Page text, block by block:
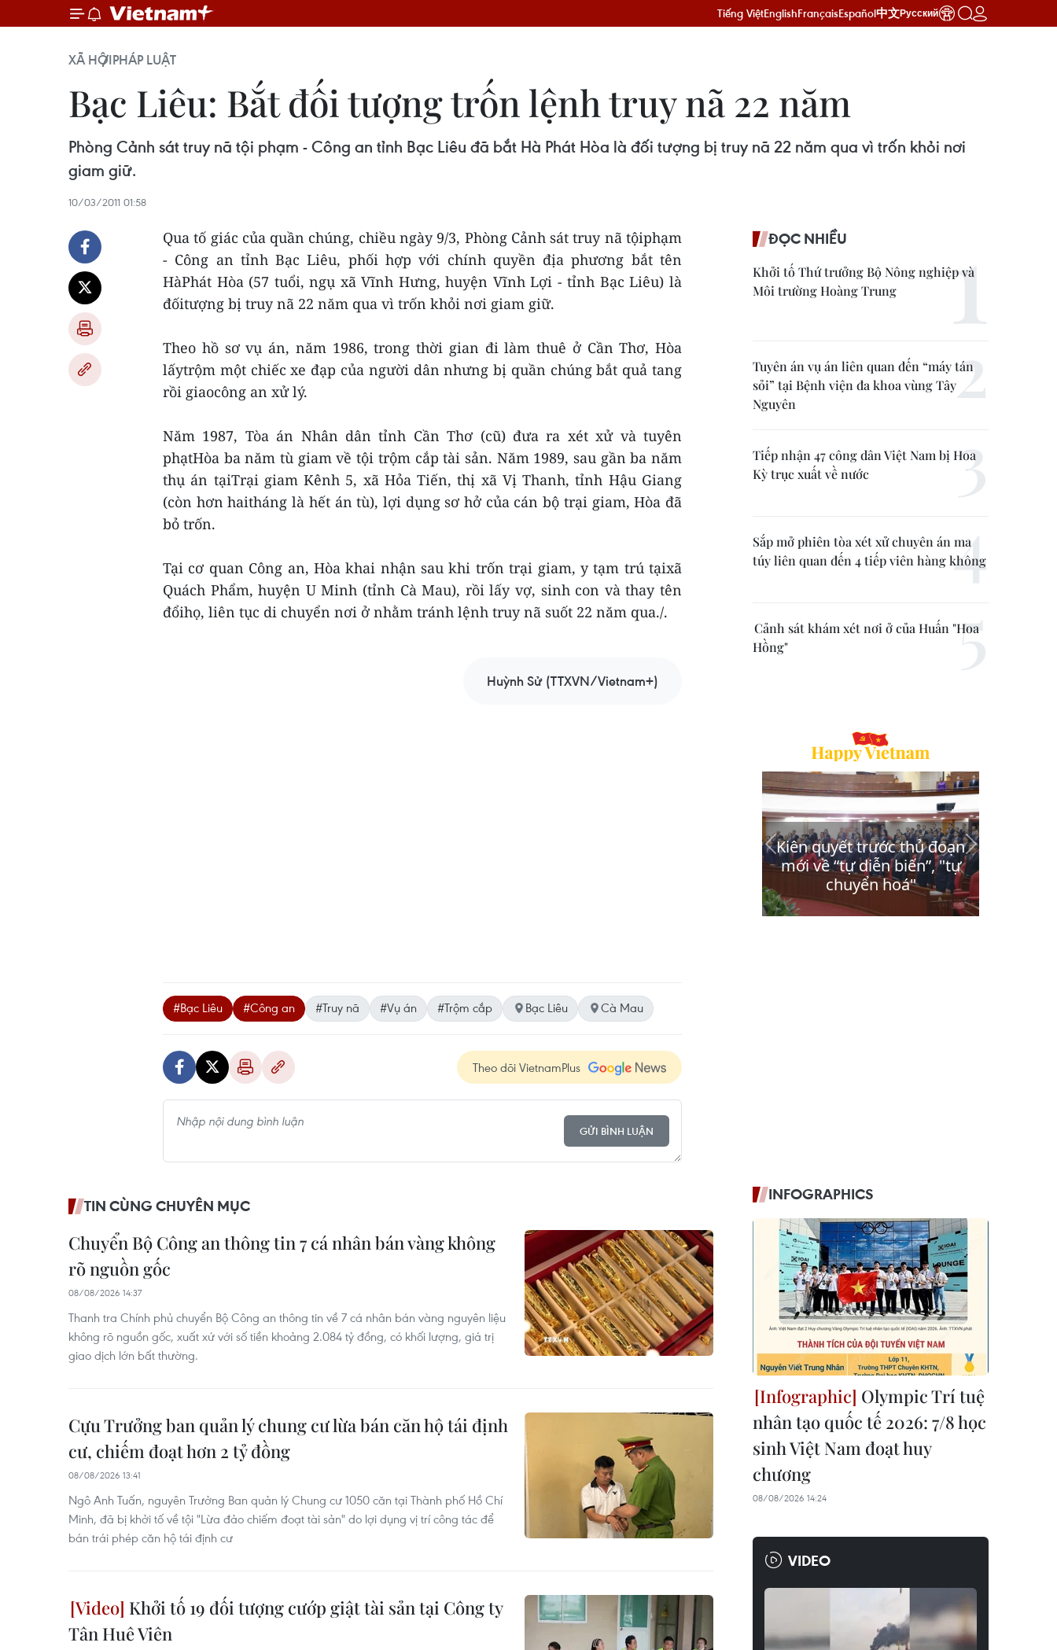
Tiếng ViệtEnglishFrançaisEspañol中文Русский
XÃ HỘIPHÁP LUẬT
Bạc Liêu: Bắt đối tượng trốn lệnh truy nã 22 năm
Phòng Cảnh sát truy nã tội phạm - Công an tỉnh Bạc Liêu đã bắt Hà Phát Hòa là đối tượng bị truy nã 22 năm qua vì trốn khỏi nơi
giam giữ.
10/03/2011 01:58
Qua tố giác của quần chúng, chiều ngày 9/3, Phòng Cảnh sát truy nã tộiphạm
- Công an tỉnh Bạc Liêu, phối hợp với chính quyền địa phương bắt tên
HàPhát Hòa (57 tuổi, ngụ xã Vĩnh Hưng, huyện Vĩnh Lợi - tỉnh Bạc Liêu) là
đốitượng bị truy nã 22 năm qua vì trốn khỏi nơi giam giữ.
Theo hồ sơ vụ án, năm 1986, trong thời gian đi làm thuê ở Cần Thơ, Hòa
lấytrộm một chiếc xe đạp của người dân nhưng bị quần chúng bắt quả tang
rồi giaocông an xử lý.
Năm 1987, Tòa án Nhân dân tỉnh Cần Thơ (cũ) đưa ra xét xử và tuyên
phạtHòa ba năm tù giam về tội trộm cắp tài sản. Năm 1989, sau gần ba năm
thụ án tạiTrại giam Kênh 5, xã Hỏa Tiến, thị xã Vị Thanh, tỉnh Hậu Giang
(còn hơn haitháng là hết án tù), lợi dụng sơ hở của cán bộ trại giam, Hòa đã
bỏ trốn.
Tại cơ quan Công an, Hòa khai nhận sau khi trốn trại giam, y tạm trú tạixã
Quách Phẩm, huyện U Minh (tỉnh Cà Mau), rồi lấy vợ, sinh con và thay tên
đổihọ, liên tục di chuyển nơi ở nhằm tránh lệnh truy nã suốt 22 năm qua./.
Huỳnh Sử (TTXVN/Vietnam+)
#Bạc Liêu #Công an #Truy nã #Vụ án #Trộm cắp Bạc Liêu Cà Mau
Theo dõi VietnamPlus
GỬI BÌNH LUẬN
TIN CÙNG CHUYÊN MỤC
Chuyển Bộ Công an thông tin 7 cá nhân bán vàng không
rõ nguồn gốc
08/08/2026 14:37
Thanh tra Chính phủ chuyển Bộ Công an thông tin về 7 cá nhân bán vàng nguyên liệu
không rõ nguồn gốc, xuất xứ với số tiền khoảng 2.084 tỷ đồng, có khối lượng, giá trị
giao dịch lớn bất thường.
Cựu Trưởng ban quản lý chung cư lừa bán căn hộ tái định
cư, chiếm đoạt hơn 2 tỷ đồng
08/08/2026 13:41
Ngô Anh Tuấn, nguyên Trưởng Ban quản lý Chung cư 1050 căn tại Thành phố Hồ Chí
Minh, đã bị khởi tố về tội "Lừa đảo chiếm đoạt tài sản" do lợi dụng vị trí công tác để
bán trái phép căn hộ tái định cư
Khởi tố 19 đối tượng cướp giật tài sản tại Công ty
Tân Huê Viên
ĐỌC NHIỀU
Khởi tố Thứ trưởng Bộ Nông nghiệp và
Môi trường Hoàng Trung
Tuyên án vụ án liên quan đến “máy tán
sỏi” tại Bệnh viện đa khoa vùng Tây
Nguyên
Tiếp nhận 47 công dân Việt Nam bị Hoa
Kỳ trục xuất về nước
Sắp mở phiên tòa xét xử chuyên án ma
túy liên quan đến 4 tiếp viên hàng không
Cảnh sát khám xét nơi ở của Huấn "Hoa
Hồng"
INFOGRAPHICS
Olympic Trí tuệ
nhân tạo quốc tế 2026: 7/8 học
sinh Việt Nam đoạt huy
chương
08/08/2026 14:24
VIDEO